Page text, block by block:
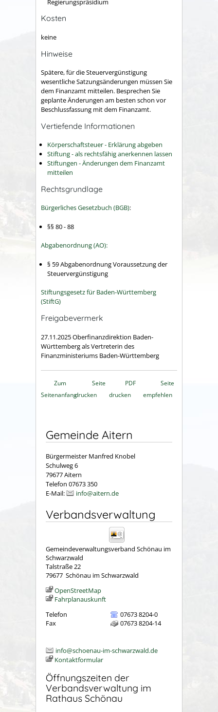
Regierungspräsidium
Kosten
keine
Hinweise
Spätere, für die Steuervergünstigung
wesentliche Satzungsänderungen müssen Sie
dem Finanzamt mitteilen. Besprechen Sie
geplante Änderungen am besten schon vor
Beschlussfassung mit dem Finanzamt.
Vertiefende Informationen
Körperschaftsteuer - Erklärung abgeben
Stiftung - als rechtsfähig anerkennen lassen
Stiftungen - Änderungen dem Finanzamt
mitteilen
Rechtsgrundlage
Bürgerliches Gesetzbuch (BGB):
§§ 80 - 88
Abgabenordnung (AO):
§ 59 Abgabenordnung Voraussetzung der
Steuervergünstigung
Stiftungsgesetz für Baden-Württemberg
(StiftG)
Freigabevermerk
27.11.2025 Oberfinanzdirektion Baden-
Württemberg als Vertreterin des
Finanzministeriums Baden-Württemberg
Zum
Seitenanfang
Seite
drucken
PDF
drucken
Seite
empfehlen
Gemeinde Aitern
Bürgermeister Manfred Knobel
Schulweg 6
79677 Aitern
Telefon 07673 350
E-Mail:
info@aitern.de
Verbandsverwaltung
Gemeindeverwaltungsverband Schönau im
Schwarzwald
Talstraße 22
79677 Schönau im Schwarzwald
OpenStreetMap
Fahrplanauskunft
Telefon
07673 8204-0
Fax
07673 8204-14
info@schoenau-im-schwarzwald.de
Kontaktformular
Öffnungszeiten der
Verbandsverwaltung im
Rathaus Schönau